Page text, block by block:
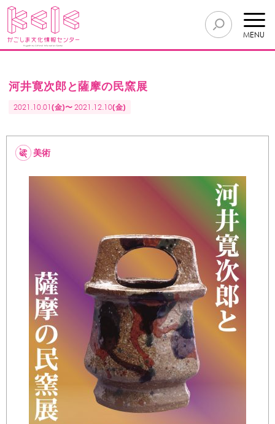
MENU
河井寛次郎と薩摩の民窯展
2021.10.01(金)〜2021.12.10(金)
美術